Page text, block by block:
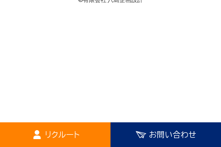
リクルート お問い合わせ